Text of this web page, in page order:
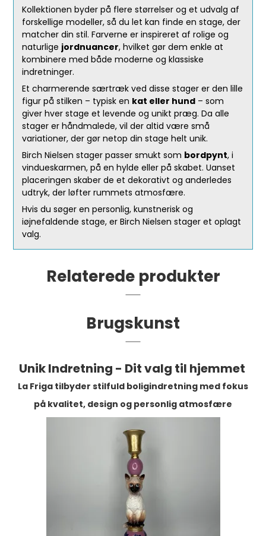
Kollektionen byder på flere størrelser og et udvalg af
forskellige modeller, så du let kan finde en stage, der
matcher din stil. Farverne er inspireret af rolige og
naturlige jordnuancer, hvilket gør dem enkle at
kombinere med både moderne og klassiske
indretninger.
Et charmerende særtræk ved disse stager er den lille
figur på stilken – typisk en kat eller hund – som
giver hver stage et levende og unikt præg. Da alle
stager er håndmalede, vil der altid være små
variationer, der gør netop din stage helt unik.
Birch Nielsen stager passer smukt som bordpynt, i
vindueskarmen, på en hylde eller på skabet. Uanset
placeringen skaber de et dekorativt og anderledes
udtryk, der løfter rummets atmosfære.
Hvis du søger en personlig, kunstnerisk og
iøjnefaldende stage, er Birch Nielsen stager et oplagt
valg.
Relaterede produkter
Brugskunst
Unik Indretning - Dit valg til hjemmet
La Friga tilbyder stilfuld boligindretning med fokus
på kvalitet, design og personlig atmosfære